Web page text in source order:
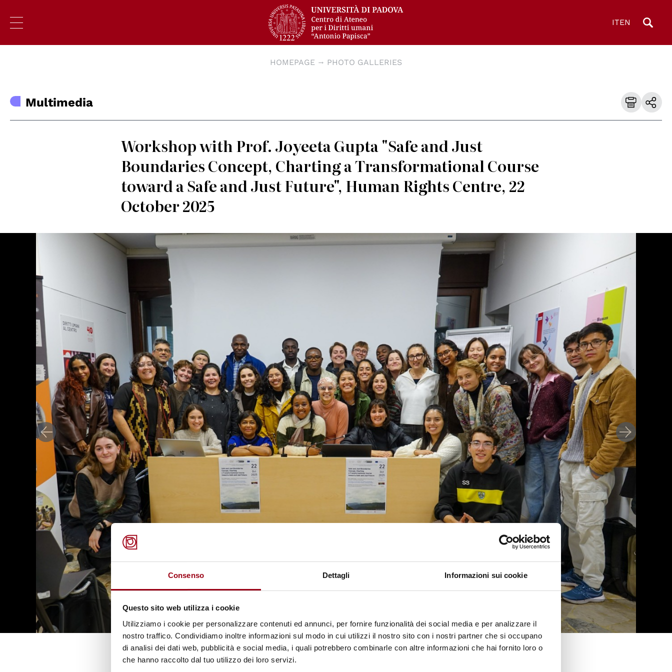
Consenso Dettagli Informazioni sui cookie
Questo sito web utilizza i cookie
Utilizziamo i cookie per personalizzare contenuti ed annunci, per fornire funzionalità dei social media e per analizzare il
nostro traffico. Condividiamo inoltre informazioni sul modo in cui utilizzi il nostro sito con i nostri partner che si occupano
di analisi dei dati web, pubblicità e social media, i quali potrebbero combinarle con altre informazioni che hai fornito loro o
che hanno raccolto dal tuo utilizzo dei loro servizi.
ITEN
HOMEPAGE PHOTO GALLERIES
Multimedia
Workshop with Prof. Joyeeta Gupta "Safe and Just
Boundaries Concept, Charting a Transformational Course
toward a Safe and Just Future", Human Rights Centre, 22
October 2025
Workshop with Prof. Joyeeta Gupta "Safe and Just Boundaries Concept, Charting a
Transformational Course toward a Safe and Just Future", Human Rights Centre, 22 October 2025
1